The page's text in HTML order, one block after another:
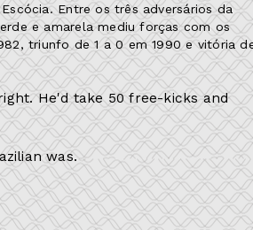
Entre os três adversários da
e amarela mediu forças com os
triunfo de 1 a 0 em 1990 e vitória
He'd take 50 free-kicks and
was.